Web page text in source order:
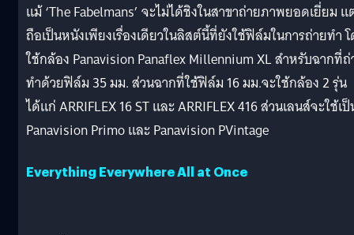
แม้ ‘The Fabelmans’ จะไม่ได้ชิงในสาขาถ่ายภาพยอดเยี่ยม
ถือเป็นหนังเพียงเรื่องเดียวในลิสต์นี้ที่ยังใช้ฟิล์มในการถ่ายทำ
ใช้กล้อง Panavision Panaflex Millennium XL สำหรับฉากที่
ทำด้วยฟิล์ม 35 มม. ส่วนฉากที่ใช้ฟิล์ม 16 มม.จะใช้กล้อง 2 รุ่น
ได้แก่ ARRIFLEX 16 ST และ ARRIFLEX 416 ส่วนเลนส์จะใช้เ
Panavision Primo และ Panavision PVintage
Everything Everywhere All at Once